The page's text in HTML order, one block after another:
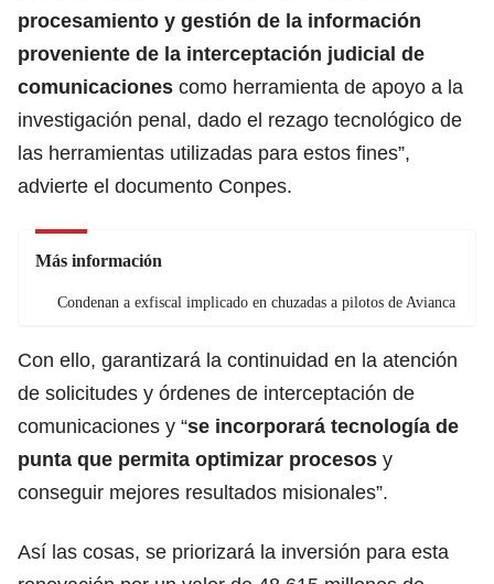
procesamiento y gestión de la información
proveniente de la interceptación judicial de
comunicaciones como herramienta de apoyo a la
investigación penal, dado el rezago tecnológico de
las herramientas utilizadas para estos fines”,
advierte el documento Conpes.
Más información
Condenan a exfiscal implicado en chuzadas a pilotos de Avianca
Con ello, garantizará la continuidad en la atención
de solicitudes y órdenes de interceptación de
comunicaciones y “se incorporará tecnología de
punta que permita optimizar procesos y
conseguir mejores resultados misionales”.
Así las cosas, se priorizará la inversión para esta